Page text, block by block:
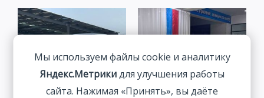
Мы используем файлы cookie и аналитику
Яндекс.Метрикидля улучшения работы
сайта. Нажимая «Принять», вы даёте